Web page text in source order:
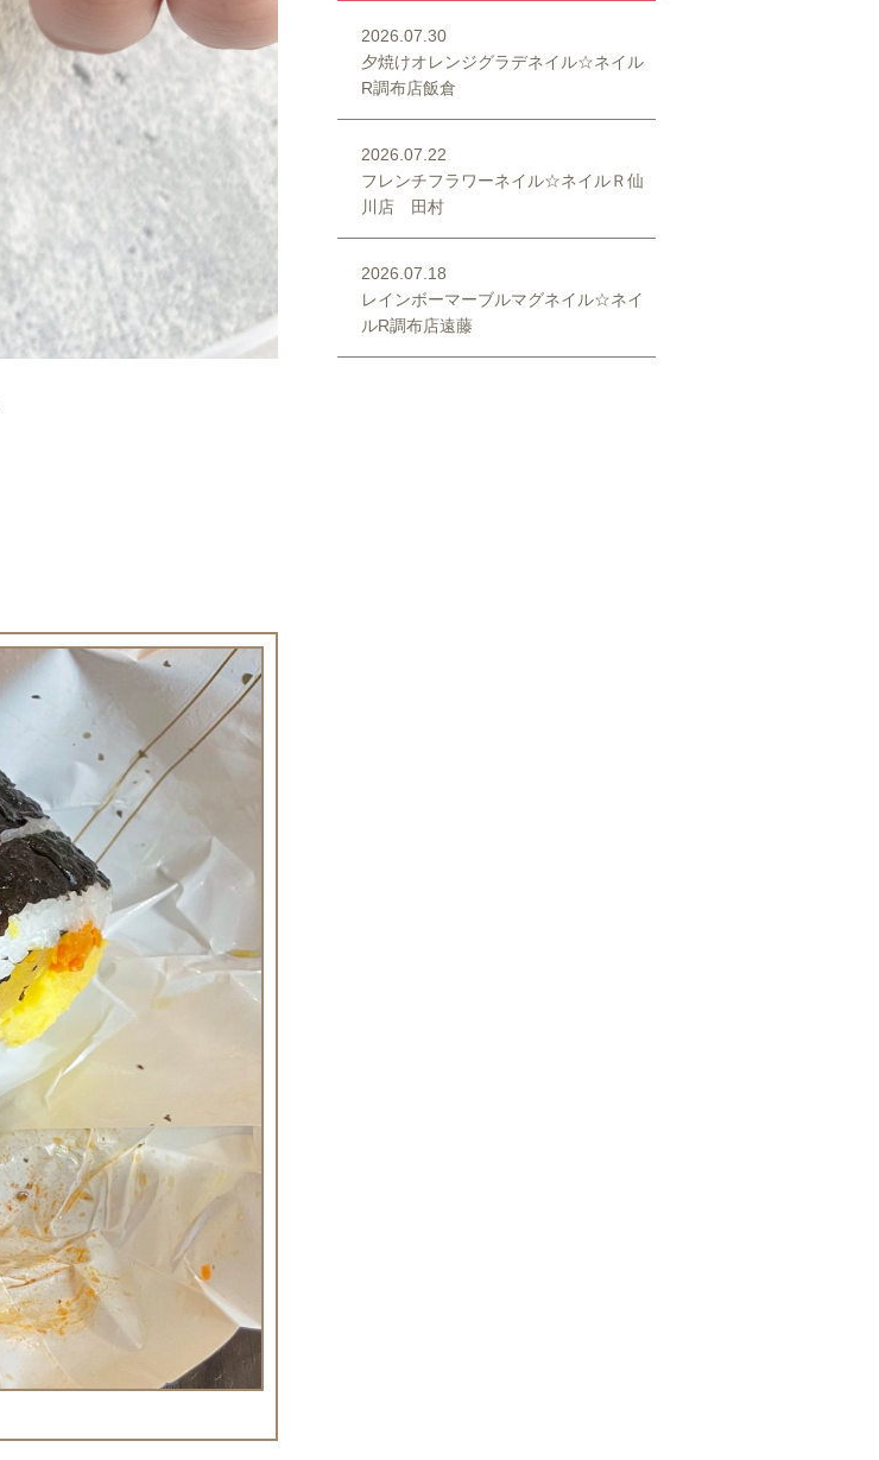
2026.07.30
夕焼けオレンジグラデネイル☆ネイル
R調布店飯倉
2026.07.22
フレンチフラワーネイル☆ネイルＲ仙
川店 田村
2026.07.18
レインボーマーブルマグネイル☆ネイ
ルR調布店遠藤